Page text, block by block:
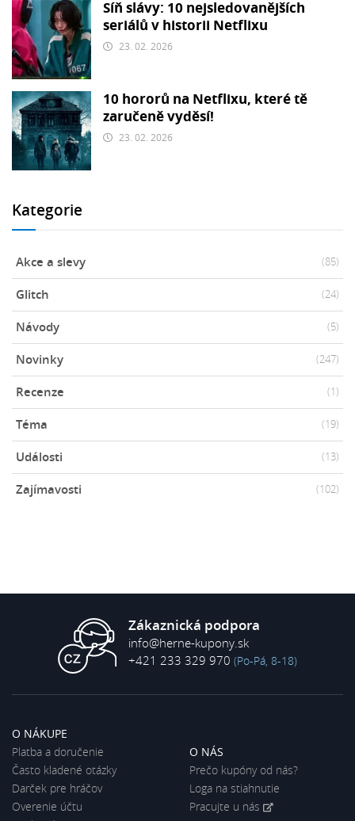
Síň slávy: 10 nejsledovanějších
seriálů v historii Netflixu
23. 02. 2026
10 hororů na Netflixu, které tě
zaručeně vyděsí!
23. 02. 2026
Kategorie
Akce a slevy (85)
Glitch (24)
Návody (5)
Novinky (247)
Recenze (1)
Téma (19)
Události (13)
Zajímavosti (102)
Zákaznická podpora
info@herne-kupony.sk
+421 233 329 970 (Po-Pá, 8-18)
O NÁKUPE
Platba a doručenie
Často kladené otázky
Darček pre hráčov
Overenie účtu
O NÁS
Prečo kupóny od nás?
Loga na stiahnutie
Pracujte u nás